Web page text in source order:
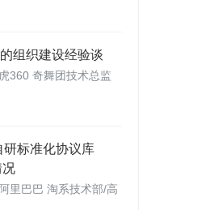
组织建设经验谈
360 奇舞团技术总监
标准化协议库
况
里巴巴 淘系技术部/高